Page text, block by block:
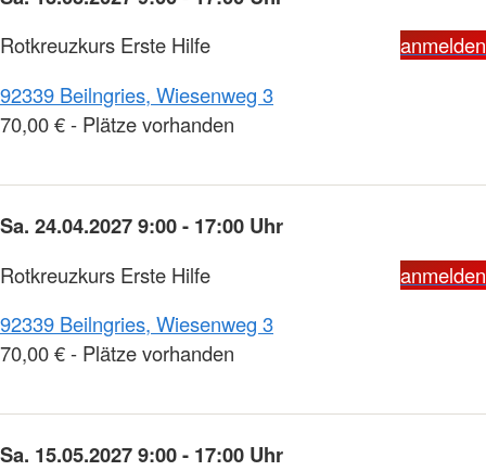
Rotkreuzkurs Erste Hilfe
anmelden
92339 Beilngries, Wiesenweg 3
70,00 € - Plätze vorhanden
Sa. 24.04.2027 9:00 - 17:00 Uhr
Rotkreuzkurs Erste Hilfe
anmelden
92339 Beilngries, Wiesenweg 3
70,00 € - Plätze vorhanden
Sa. 15.05.2027 9:00 - 17:00 Uhr